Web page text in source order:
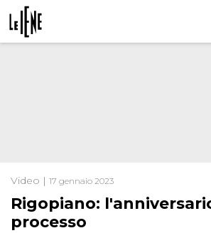
Video | 17 gennaio 2023
Rigopiano:
processo